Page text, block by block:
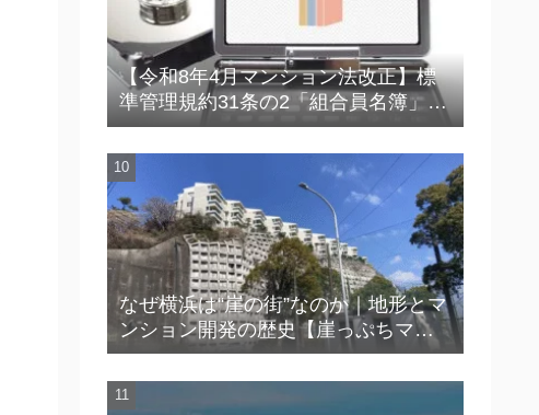
【令和8年4月マンション法改正】標
準管理規約31条の2「組合員名簿」の
実務ポイント【連絡不能・災害対応
で困らないために】
なぜ横浜は“崖の街”なのか｜地形とマ
ンション開発の歴史【崖っぷちマン
ション™】